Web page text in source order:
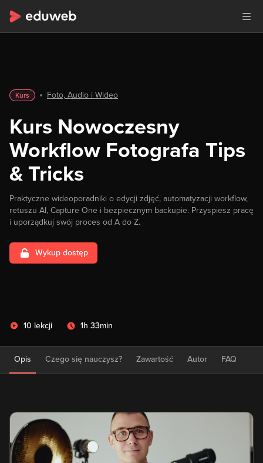
Kurs Foto, Audio i Wideo
Kurs Nowoczesny
Workflow Fotografa Tips
& Tricks
Praktyczne wideoporadniki o edycji zdjęć, automatyzacji workflow,
retuszu AI, Capture One i bezpiecznym backupie. Przyspiesz pracę
i uporządkuj swój proces od A do Z.
Wykup dostęp
10 lekcji 1h 33min
Opis Czego się nauczysz? Zawartość Autor FAQ